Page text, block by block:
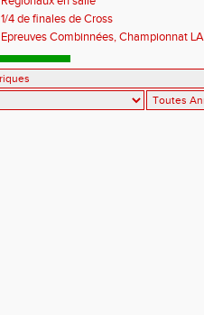
1/4 de finales de Cross
Epreuves Combinnées, Championnat